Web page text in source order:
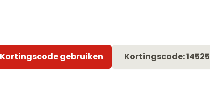
Kortingscode gebruiken Kortingscode: 14525